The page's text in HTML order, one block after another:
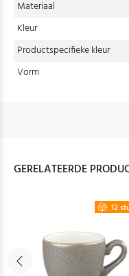
Materiaal
Kleur
Productspecifieke kleur
Vorm
GERELATEERDE
12